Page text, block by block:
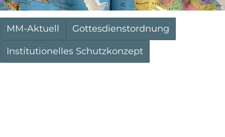
MM-Aktuell Gottesdienstordnung
Institutionelles Schutzkonzept